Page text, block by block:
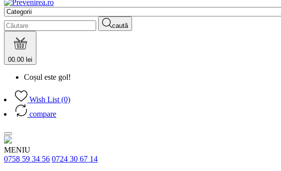
caută
00.00 lei
Coșul este gol!
Wish List (0)
compare
MENIU
0758 59 34 56 0724 30 67 14